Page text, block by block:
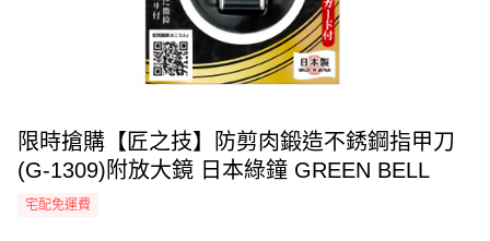
限時搶購【匠之技】防剪肉鍛造不銹鋼指甲刀
(G-1309)附放大鏡 日本綠鐘 GREEN BELL
宅配免運費